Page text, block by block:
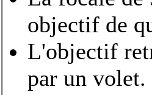
objectif de
L'objectif
par un volet.